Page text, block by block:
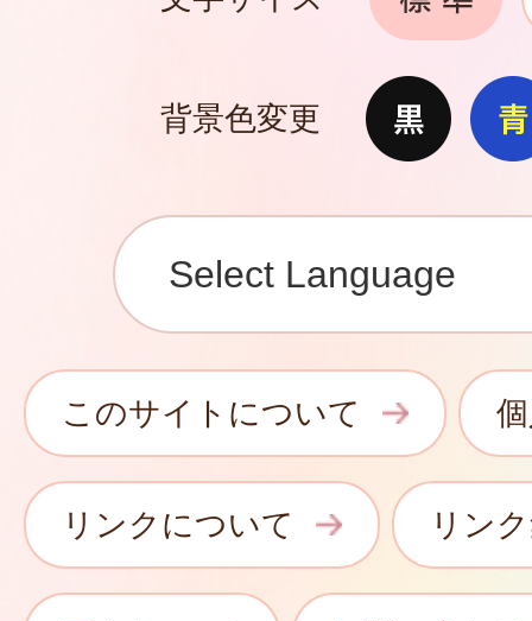
背景色変更
このサイトについて
リンクについて リン